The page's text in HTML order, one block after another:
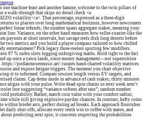
one machine feast and another famine, welcome to the twin pillars of
a walk-through that skips no detail check <a
volatility</a>. That percentage, expressed as a three-digit
to players over long mathematical horizons, however newcomers
linear refunds; the number spans aggregate stakes, meaning your
line. Variance, on the other hand measures how roller-coaster-like the
payouts at short intervals, but savage reels dish long deserts before
two metrics and you build a player compass tailored to how chilled
entertainment? Pick legacy three-reelers sporting few modifiers.
97 % turbo slots lugging unforgiving maths. Hold tight to the fact
up once a yawn lands, since money management—not superstition
jordanmosermusic.art/ curates hand-charted volatility matrices
and expose fatigue triggers. The moment you chart objective
it to informed. Compare session length versus EV targets, and
claims. Cap demo mode in advance of cash stakes; thirty minutes
aligns with your pulse. Write dead-spin chains so next week aren’t
lore suggesting “variance softens after rain”; random number
probability. Rather, match coin value with your comfort radius;
while still giving explosive payday chances. In contrast, hefty coins
within briefer arcs, perfect during ad breaks. Each approach flourishes
daily shut-offs, allocate every tenth win to coffee with mates, and
about predicting next spin; it concerns respecting the probabilities